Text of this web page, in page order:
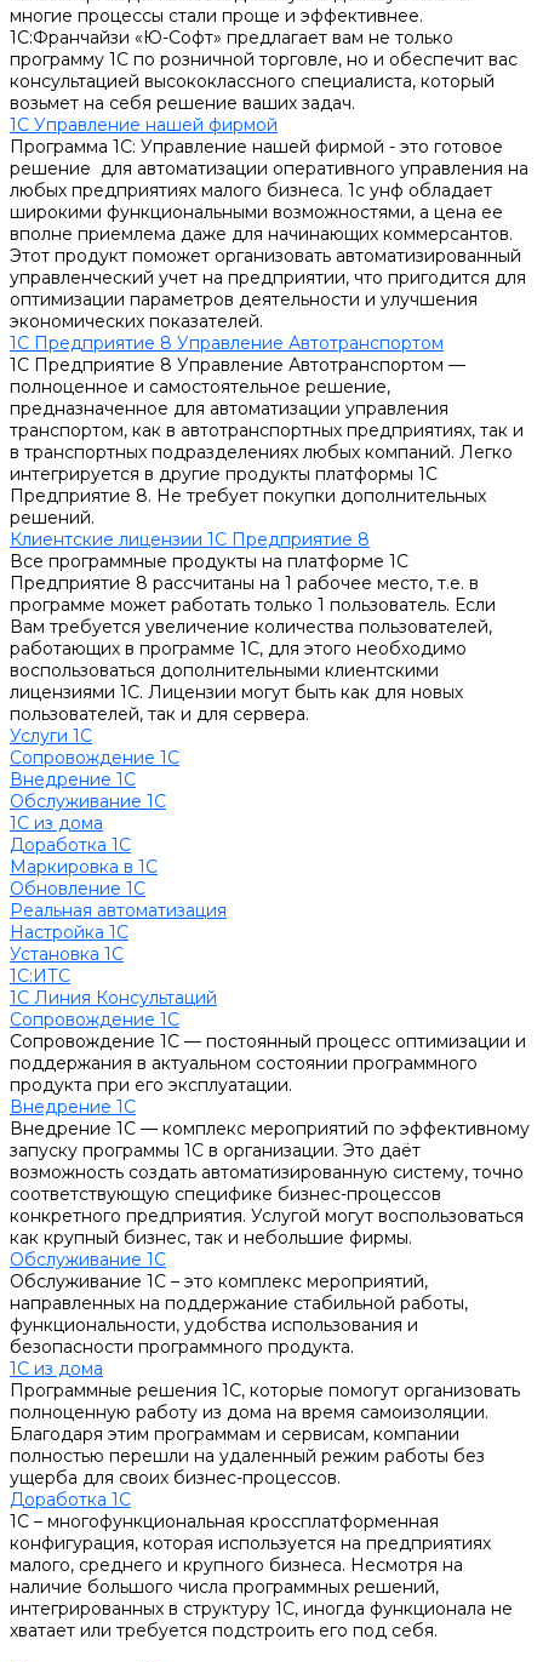
многие процессы стали проще и эффективнее.
1С:Франчайзи «Ю-Софт» предлагает вам не только
программу 1С по розничной торговле, но и обеспечит вас
консультацией высококлассного специалиста, который
возьмет на себя решение ваших задач.
1С Управление нашей фирмой
Программа 1С: Управление нашей фирмой - это готовое
решение для автоматизации оперативного управления на
любых предприятиях малого бизнеса. 1с унф обладает
широкими функциональными возможностями, а цена ее
вполне приемлема даже для начинающих коммерсантов.
Этот продукт поможет организовать автоматизированный
управленческий учет на предприятии, что пригодится для
оптимизации параметров деятельности и улучшения
экономических показателей.
1С Предприятие 8 Управление Автотранспортом
1С Предприятие 8 Управление Автотранспортом —
полноценное и самостоятельное решение,
предназначенное для автоматизации управления
транспортом, как в автотранспортных предприятиях, так и
в транспортных подразделениях любых компаний. Легко
интегрируется в другие продукты платформы 1С
Предприятие 8. Не требует покупки дополнительных
решений.
Клиентские лицензии 1С Предприятие 8
Все программные продукты на платформе 1С
Предприятие 8 рассчитаны на 1 рабочее место, т.е. в
программе может работать только 1 пользователь. Если
Вам требуется увеличение количества пользователей,
работающих в программе 1С, для этого необходимо
воспользоваться дополнительными клиентскими
лицензиями 1С. Лицензии могут быть как для новых
пользователей, так и для сервера.
Услуги 1С
Сопровождение 1С
Внедрение 1С
Обслуживание 1С
1С из дома
Доработка 1С
Маркировка в 1С
Обновление 1С
Реальная автоматизация
Настройка 1С
Установка 1С
1С:ИТС
1С Линия Консультаций
Сопровождение 1С
Сопровождение 1С — постоянный процесс оптимизации и
поддержания в актуальном состоянии программного
продукта при его эксплуатации.
Внедрение 1С
Внедрение 1С — комплекс мероприятий по эффективному
запуску программы 1С в организации. Это даёт
возможность создать автоматизированную систему, точно
соответствующую специфике бизнес-процессов
конкретного предприятия. Услугой могут воспользоваться
как крупный бизнес, так и небольшие фирмы.
Обслуживание 1С
Обслуживание 1С – это комплекс мероприятий,
направленных на поддержание стабильной работы,
функциональности, удобства использования и
безопасности программного продукта.
1С из дома
Программные решения 1С, которые помогут организовать
полноценную работу из дома на время самоизоляции.
Благодаря этим программам и сервисам, компании
полностью перешли на удаленный режим работы без
ущерба для своих бизнес-процессов.
Доработка 1С
1С – многофункциональная кроссплатформенная
конфигурация, которая используется на предприятиях
малого, среднего и крупного бизнеса. Несмотря на
наличие большого числа программных решений,
интегрированных в структуру 1С, иногда функционала не
хватает или требуется подстроить его под себя.